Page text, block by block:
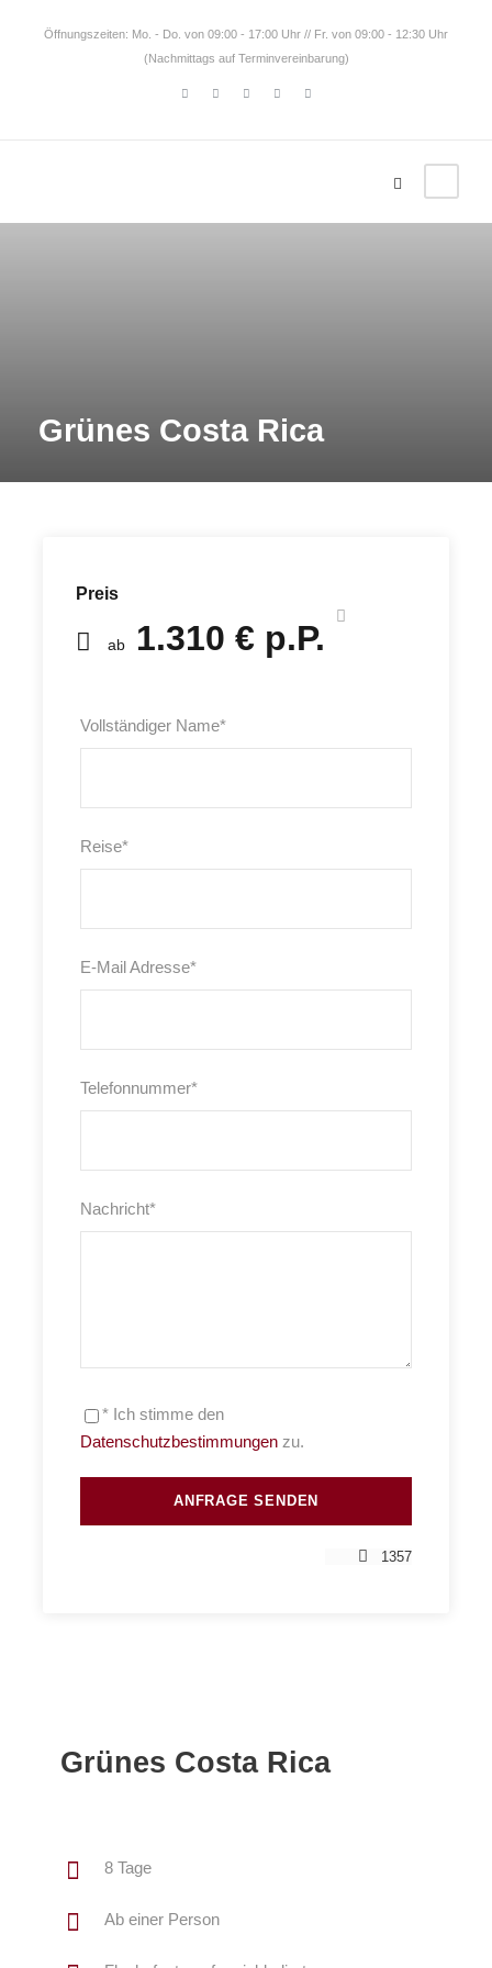
Öffnungszeiten: Mo. - Do. von 09:00 - 17:00 Uhr // Fr. von 09:00 - 12:30 Uhr
(Nachmittags auf Terminvereinbarung)
Grünes Costa Rica
Preis
ab 1.310 € p.P.
Vollständiger Name*
Reise*
E-Mail Adresse*
Telefonnummer*
Nachricht*
* Ich stimme den
Datenschutzbestimmungen zu.
1357
Grünes Costa Rica
8 Tage
Ab einer Person